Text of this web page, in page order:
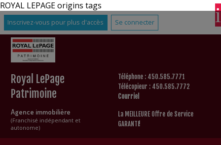
ROYAL LEPAGE origins tags
Inscrivez-vous pour plus d'accès Se connecter
Royal LePage
Patrimoine
Agence immobilière
(Franchisé indépendant et
autonome)
Téléphone : 450.585.7771
Télécopieur : 450.585.7772
Courriel
La MEILLEURE Offre de Service
GARANTI!